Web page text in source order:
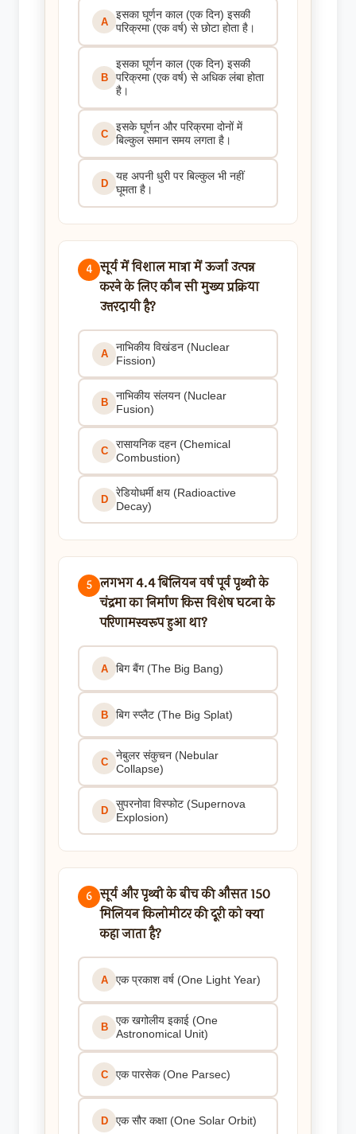
A
इसका घूर्णन काल (एक दिन) इसकी
परिक्रमा (एक वर्ष) से छोटा होता है।
B
इसका घूर्णन काल (एक दिन) इसकी
परिक्रमा (एक वर्ष) से अधिक लंबा होता
है।
C
इसके घूर्णन और परिक्रमा दोनों में
बिल्कुल समान समय लगता है।
D
यह अपनी धुरी पर बिल्कुल भी नहीं
घूमता है।
4 सूर्य में विशाल मात्रा में ऊर्जा उत्पन्न
करने के लिए कौन सी मुख्य प्रक्रिया
उत्तरदायी है?
A
नाभिकीय विखंडन (Nuclear
Fission)
B
नाभिकीय संलयन (Nuclear
Fusion)
C
रासायनिक दहन (Chemical
Combustion)
D
रेडियोधर्मी क्षय (Radioactive
Decay)
5 लगभग 4.4 बिलियन वर्ष पूर्व पृथ्वी के
चंद्रमा का निर्माण किस विशेष घटना के
परिणामस्वरूप हुआ था?
A बिग बैंग (The Big Bang)
B बिग स्प्लैट (The Big Splat)
C
नेबुलर संकुचन (Nebular
Collapse)
D
सुपरनोवा विस्फोट (Supernova
Explosion)
6 सूर्य और पृथ्वी के बीच की औसत 150
मिलियन किलोमीटर की दूरी को क्या
कहा जाता है?
A एक प्रकाश वर्ष (One Light Year)
B
एक खगोलीय इकाई (One
Astronomical Unit)
C एक पारसेक (One Parsec)
D एक सौर कक्षा (One Solar Orbit)